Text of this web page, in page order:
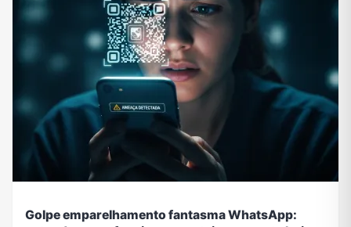
Golpe emparelhamento fantasma WhatsApp: